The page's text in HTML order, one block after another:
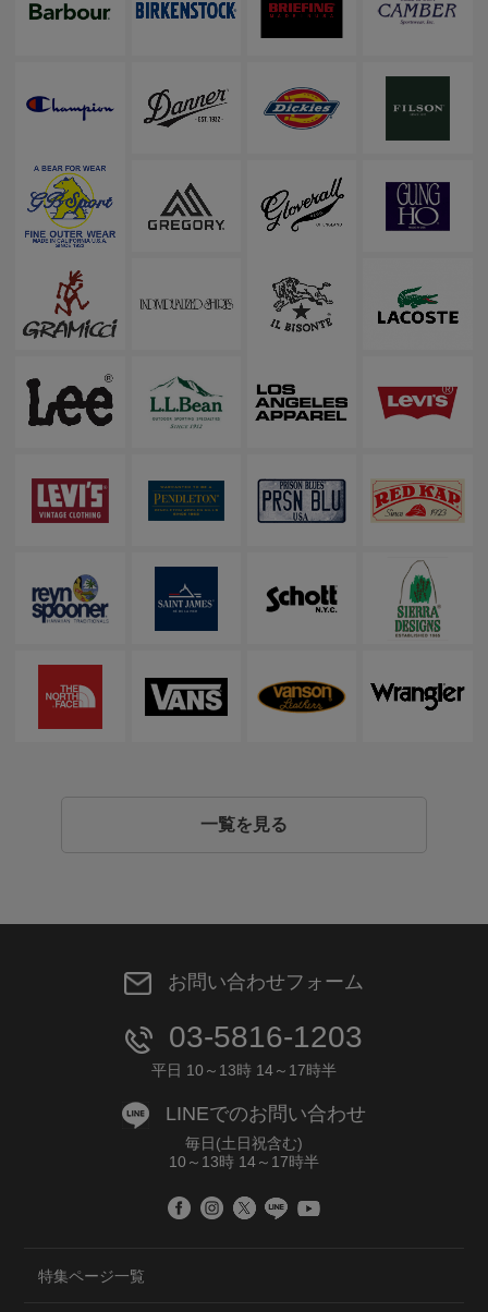
一覧を見る
お問い合わせフォーム
03-5816-1203
平日 10～13時 14～17時半
LINEでのお問い合わせ
毎日(土日祝含む)
10～13時 14～17時半
特集ページ一覧